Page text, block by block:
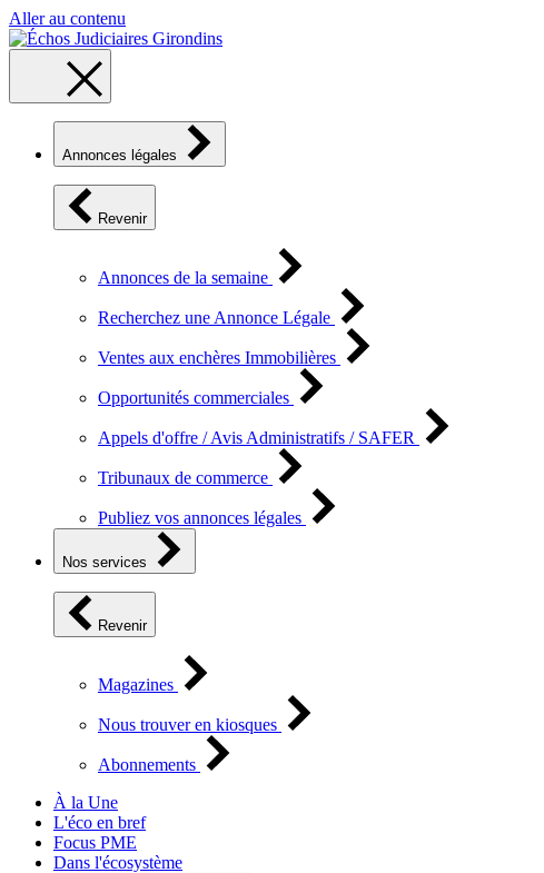
Aller au contenu
Annonces légales
Revenir
Annonces de la semaine
Recherchez une Annonce Légale
Ventes aux enchères Immobilières
Opportunités commerciales
Appels d'offre / Avis Administratifs / SAFER
Tribunaux de commerce
Publiez vos annonces légales
Nos services
Revenir
Magazines
Nous trouver en kiosques
Abonnements
À la Une
L'éco en bref
Focus PME
Dans l'écosystème